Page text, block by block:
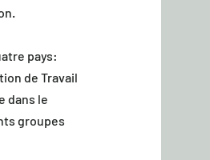
pays:
de Travail
dans le
groupes